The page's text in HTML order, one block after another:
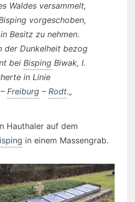
Waldes versammelt,
vorgeschoben,
Besitz zu nehmen.
der Dunkelheit bezog
bei Bisping Biwak, I.
in Linie
– Freiburg – Rodt.„
Hauthaler auf dem
in einem Massengrab.